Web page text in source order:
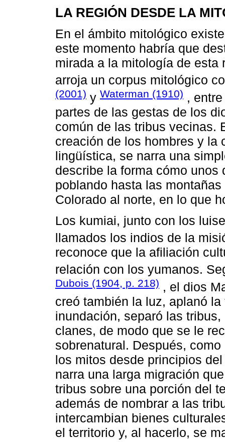
LA REGIÓN DESDE LA
En el ámbito mitológico
este momento habría que
mirada a la mitología de esta
arroja un corpus mitológico
(2001) y Waterman (1910) ,
partes de las gestas de los
común de las tribus vecinas.
creación de los hombres y la
lingüística, se narra una
describe la forma cómo
poblando hasta las
Colorado al norte, en lo que
Los kumiai, junto con los
llamados los indios de la
reconoce que la afiliación
relación con los yumanos.
Dubois (1904, p. 218) , el dios
creó también la luz, aplanó
inundación, separó las
clanes, de modo que se le
sobrenatural. Después,
los mitos desde principios
narra una larga migración
tribus sobre una porción del
además de nombrar a las
intercambian bienes
el territorio y, al hacerlo, se